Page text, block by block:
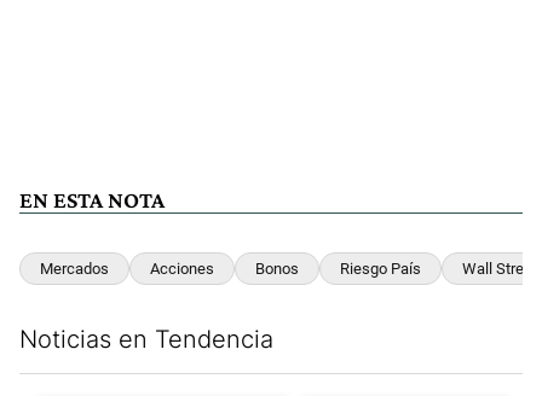
EN ESTA NOTA
Mercados Acciones Bonos Riesgo País Wall Street
Noticias en Tendencia